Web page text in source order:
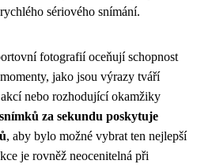
sériového snímání.
fotografií oceňují schopnost
jako jsou výrazy tváří
nebo rozhodující okamžiky
za sekundu poskytuje
, aby bylo možné vybrat ten nejlepší
je rovněž neocenitelná při